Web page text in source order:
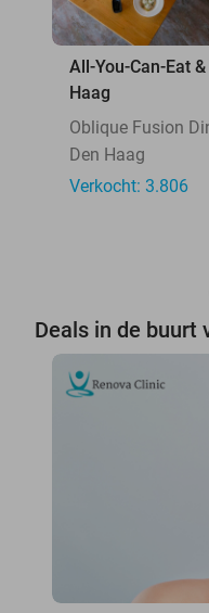
All-You-Can-Eat
Haag
Oblique Fusion
Den Haag
Verkocht: 3.806
Deals in de buurt